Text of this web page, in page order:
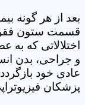
بعد از هر گونه
قسمت ستون
اختلالاتی که
و جراحی، بدن
عادی خود
پزشکان